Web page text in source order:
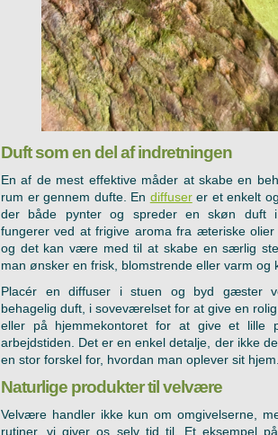
Duft som en del af indretningen
En af de mest effektive måder at skabe en
rum er gennem dufte. En diffuserer et enkelt
der både pynter og spreder en skøn duft i
fungerer ved at frigive aroma fra æteriske olier
og det kan være med til at skabe en særlig
man ønsker en frisk, blomstrende eller varm og
Placér en diffuser i stuen og byd gæster
behagelig duft, i soveværelset for at give en
eller på hjemmekontoret for at give et lille
arbejdstiden. Det er en enkel detalje, der ikke
en stor forskel for, hvordan man oplever sit
Naturlige produkter til velvære
Velvære handler ikke kun om omgivelserne,
rutiner, vi giver os selv tid til. Et eksempel